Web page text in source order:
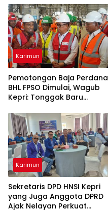
Karimun
Pemotongan Baja Perdana
BHL FPSO Dimulai, Wagub
Kepri: Tonggak Baru
Karimun
Sekretaris DPD HNSI Kepri
yang Juga Anggota DPRD
Ajak Nelayan Perkuat